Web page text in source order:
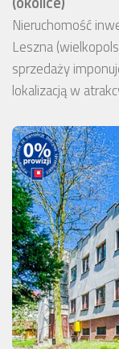
Nieruchomość
Leszna
sprzedaży
lokalizacją w